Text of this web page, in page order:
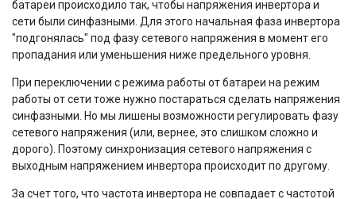
батареи происходило так, чтобы напряжения инвертора и
сети были синфазными. Для этого начальная фаза инвертора
"подгонялась" под фазу сетевого напряжения в момент его
пропадания или уменьшения ниже предельного уровня.
При переключении с режима работы от батареи на режим
работы от сети тоже нужно постараться сделать напряжения
синфазными. Но мы лишены возможности регулировать фазу
сетевого напряжения (или, вернее, это слишком сложно и
дорого). Поэтому синхронизация сетевого напряжения с
выходным напряжением инвертора происходит по другому.
За счет того, что частота инвертора не совпадает с частотой